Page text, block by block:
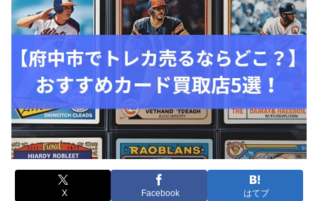
X Facebook はてブ